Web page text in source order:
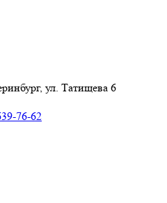
ул. Татищева 6
76-62